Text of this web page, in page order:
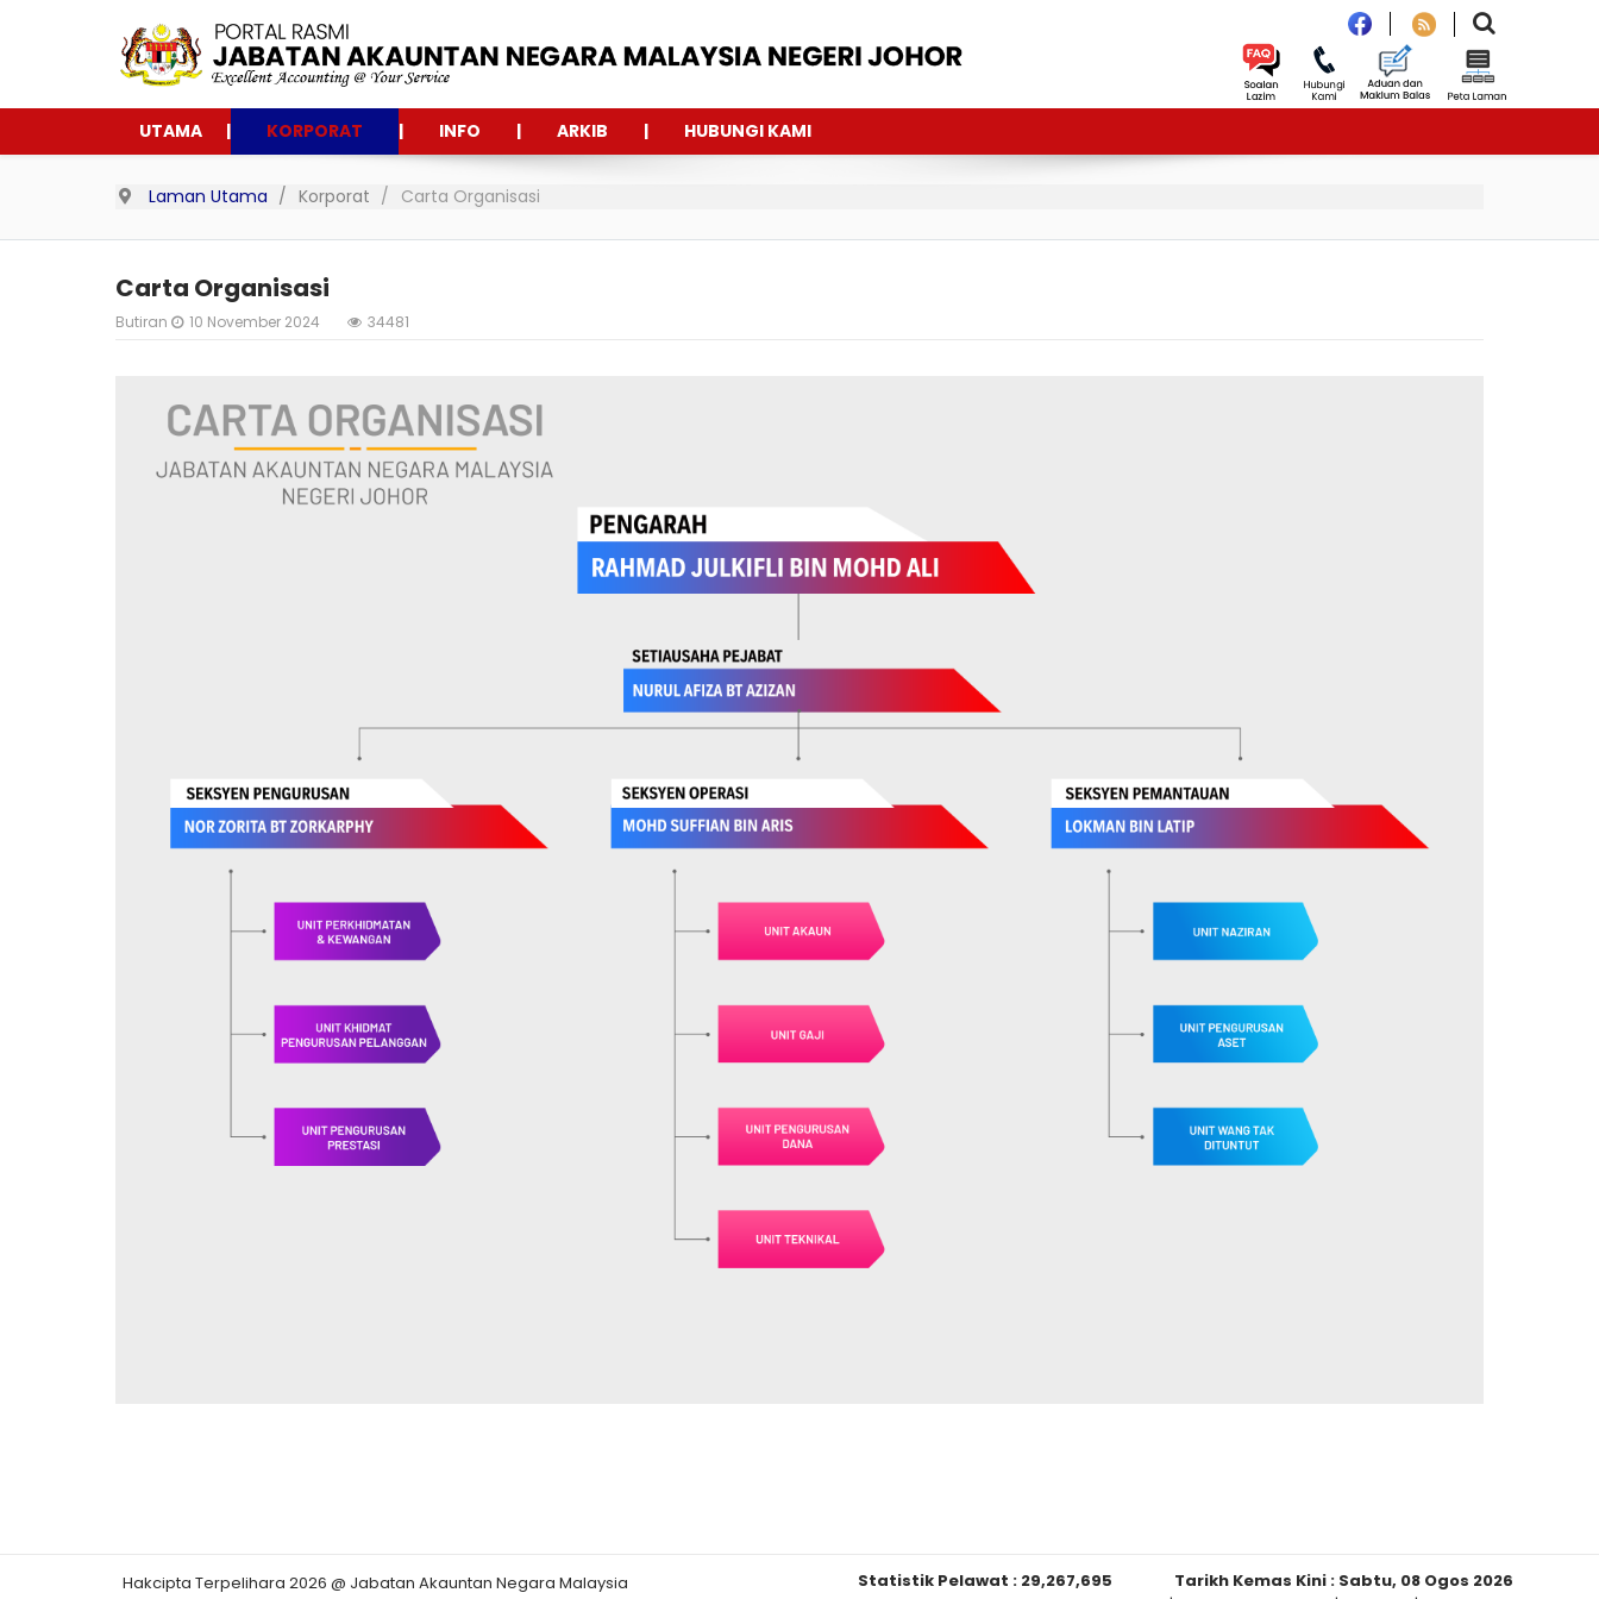
UTAMA KORPORAT INFO ARKIB HUBUNGI KAMI
Laman Utama Korporat Carta Organisasi
Carta Organisasi
Butiran 10 November 2024 34481
Hakcipta Terpelihara 2026 @ Jabatan Akauntan Negara Malaysia Statistik Pelawat : 29,267,695 Tarikh Kemas Kini : Sabtu, 08 Ogos 2026